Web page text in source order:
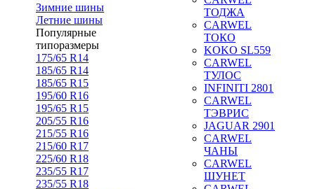
Зимние шины
Летние шины
Популярные
типоразмеры
175/65 R14
185/65 R14
185/65 R15
195/60 R16
195/65 R15
205/55 R16
215/55 R16
215/60 R17
225/60 R18
235/55 R17
235/55 R18
ТОДЖА
CARWEL
ТОКО
KOKO SL559
CARWEL
ТУЛОС
INFINITI 2801
CARWEL
ТЭВРИС
JAGUAR 2901
CARWEL
ЧАНЫ
CARWEL
ШУНЕТ